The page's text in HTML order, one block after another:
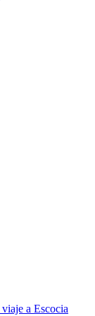
a Escocia